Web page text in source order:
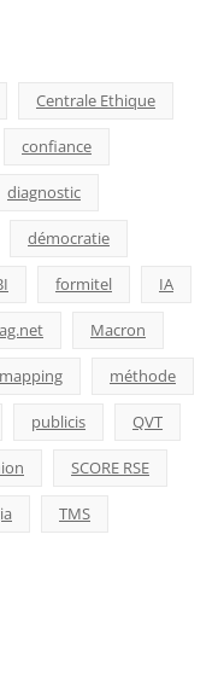
Centrale Ethique
confiance
diagnostic
démocratie
formitel IA
Macron
méthode
publicis QVT
SCORE RSE
TMS